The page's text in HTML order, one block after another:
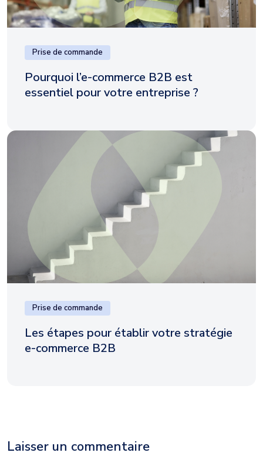
Prise de commande
Pourquoi l’e-commerce B2B est
essentiel pour votre entreprise ?
Prise de commande
Les étapes pour établir votre stratégie
e-commerce B2B
Laisser un commentaire